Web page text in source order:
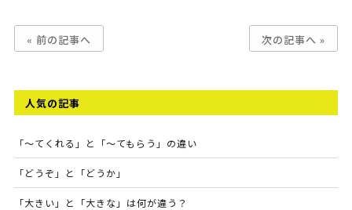
« 前の記事へ 次の記事へ »
人気の記事
「～てくれる」と「～てもらう」の違い
「どうぞ」と「どうか」
「大きい」と「大きな」は何が違う？